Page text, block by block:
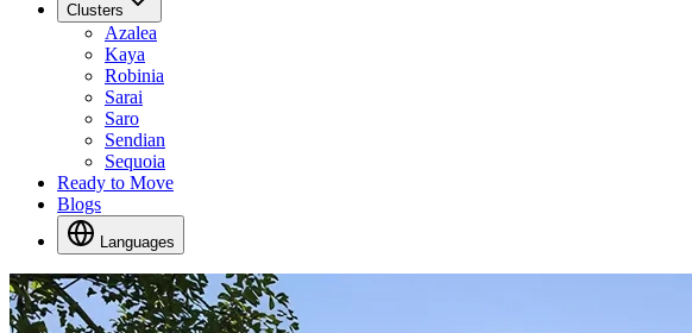
Clusters
Azalea
Kaya
Robinia
Sarai
Saro
Sendian
Sequoia
Ready to Move
Blogs
Languages